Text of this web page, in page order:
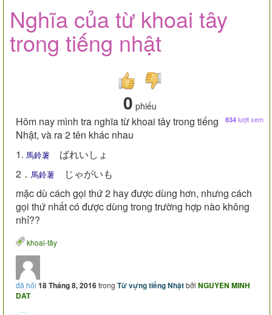
Nghĩa của từ khoai tây
trong tiếng nhật
0 phiếu
834 lượt xem
Hôm nay mình tra nghĩa từ khoai tây trong tiếng
Nhật, và ra 2 tên khác nhau
1. 馬鈴薯
ばれいしょ
2． 馬鈴薯
じゃがいも
mặc dù cách gọi thứ 2 hay được dùng hơn, nhưng cách
gọi thứ nhất có được dùng trong trường hợp nào không
nhỉ??
khoai-tây
đã hỏi 18 Tháng 8, 2016trong Từ vựng tiếng Nhậtbởi NGUYEN MINH
DAT